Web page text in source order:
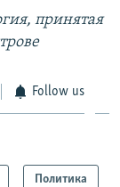
принятая
Follow us
Политика